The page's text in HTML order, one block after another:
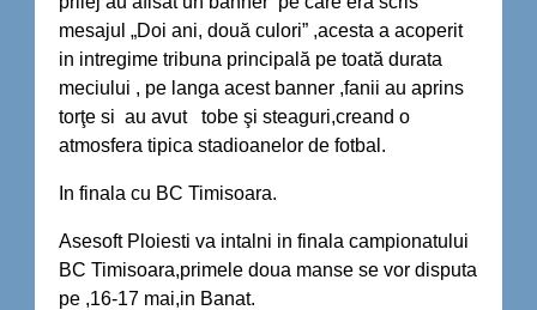
mesajul „Doi ani, două culori” ,acesta a acoperit
in intregime tribuna principală pe toată durata
meciului , pe langa acest banner ,fanii au aprins
torţe si au avut tobe şi steaguri,creand o
atmosfera tipica stadioanelor de fotbal.
In finala cu BC Timisoara.
Asesoft Ploiesti va intalni in finala campionatului
BC Timisoara,primele doua manse se vor disputa
pe ,16-17 mai,in Banat.